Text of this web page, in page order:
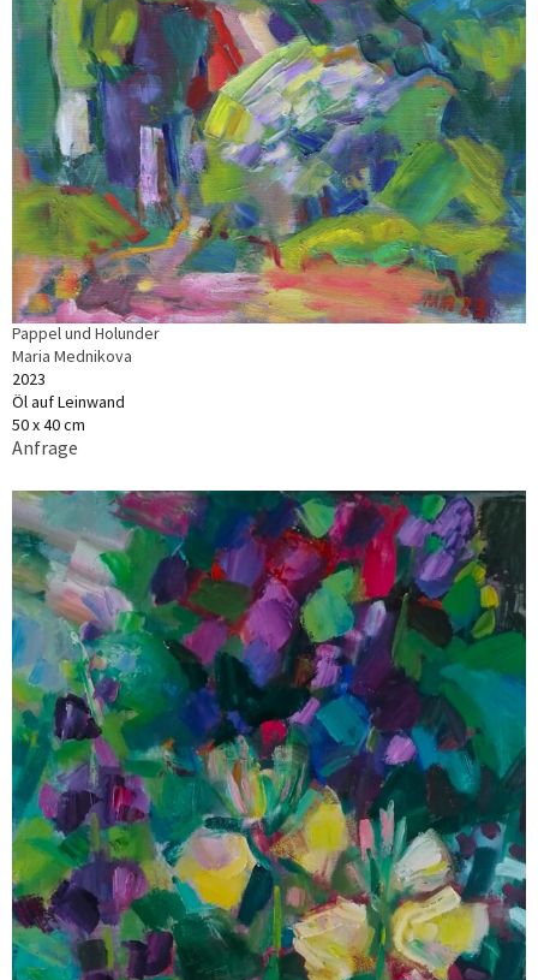
Pappel und Holunder
Maria Mednikova
2023
Öl auf Leinwand
50 x 40 cm
Anfrage